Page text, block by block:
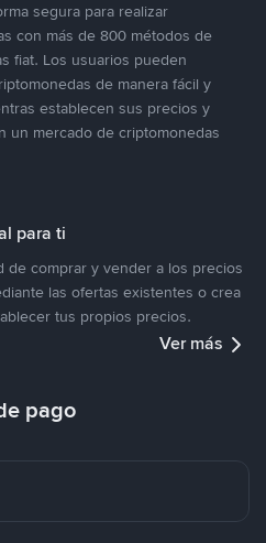
segura para realizar
con más de 800 métodos de
fiat. Los usuarios pueden
de manera fácil y
establecen sus precios y
un mercado de criptomonedas
para ti
de comprar y vender a los precios
las ofertas existentes o crea
tus propios precios.
Ver más
pago